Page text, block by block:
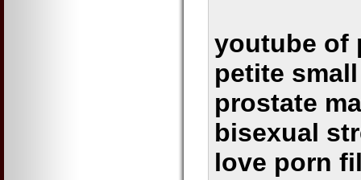
youtube of
petite
prostate
bisexual
love porn